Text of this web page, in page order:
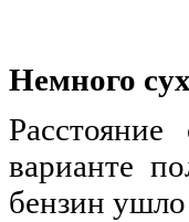
Немного
варианте
бензин